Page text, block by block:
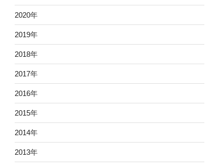
2020年
2019年
2018年
2017年
2016年
2015年
2014年
2013年